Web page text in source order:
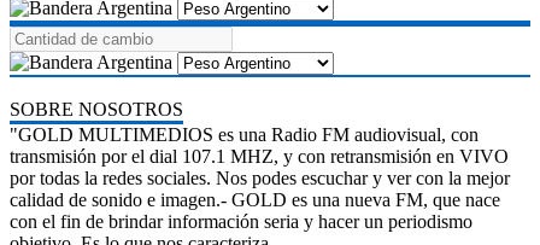
SOBRE NOSOTROS
"GOLD MULTIMEDIOS es una Radio FM audiovisual, con
transmisión por el dial 107.1 MHZ, y con retransmisión en VIVO
por todas la redes sociales. Nos podes escuchar y ver con la mejor
calidad de sonido e imagen.- GOLD es una nueva FM, que nace
con el fin de brindar información seria y hacer un periodismo